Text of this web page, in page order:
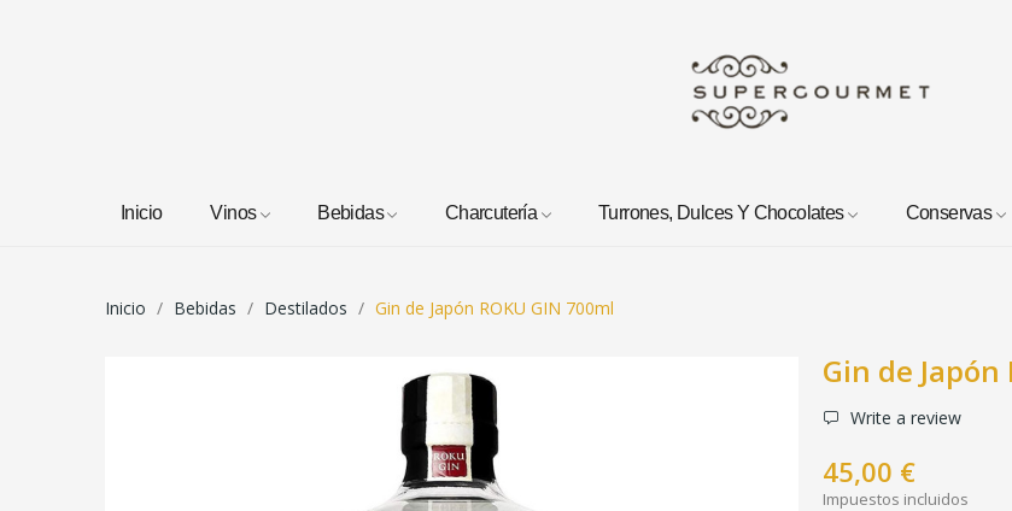
Inicio Vinos Bebidas Charcutería Turrones, Dulces Y Chocolates Conservas
Inicio Bebidas Destilados Gin de Japón ROKU GIN 700ml
Gin de Japón
Write a review
45,00 €
Impuestos incluidos